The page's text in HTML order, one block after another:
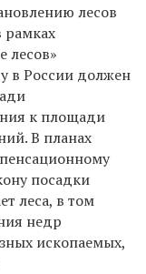
лесов
рамках
лесов»
в России должен
к площади
В планах
посадки
леса, в том
недр
ископаемых,